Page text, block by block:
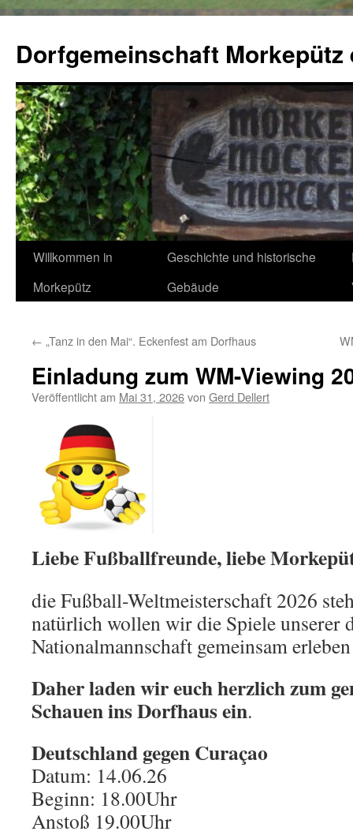
springen
Dorfgemeinschaft Morkepütz
Willkommen in
Morkepütz
Geschichte und historische
Gebäude
← „Tanz in den Mai“. Eckenfest am Dorfhaus
Einladung zum WM-Viewing
Veröffentlicht am Mai 31, 2026von Gerd Dellert
Liebe Fußballfreunde, liebe
die Fußball-Weltmeisterschaft 2026
natürlich wollen wir die Spiele unserer
Nationalmannschaft gemeinsam
Daher laden wir euch herzlich zum
Schauen ins Dorfhaus ein.
Deutschland gegen Curaçao
Datum: 14.06.26
Beginn: 18.00Uhr
Anstoß 19.00Uhr